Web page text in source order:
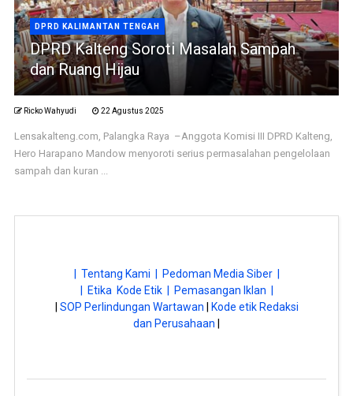
DPRD KALIMANTAN TENGAH
DPRD Kalteng Soroti Masalah Sampah
dan Ruang Hijau
Ricko Wahyudi 22 Agustus 2025
Lensakalteng.com, Palangka Raya –Anggota Komisi III DPRD Kalteng,
Hero Harapano Mandow menyoroti serius permasalahan pengelolaan
sampah dan kuran ...
| Tentang Kami |
Pedoman Media Siber |
| Etika Kode Etik |
Pemasangan Iklan |
SOP Perlindungan Wartawan
Kode etik Redaksi
dan Perusahaan